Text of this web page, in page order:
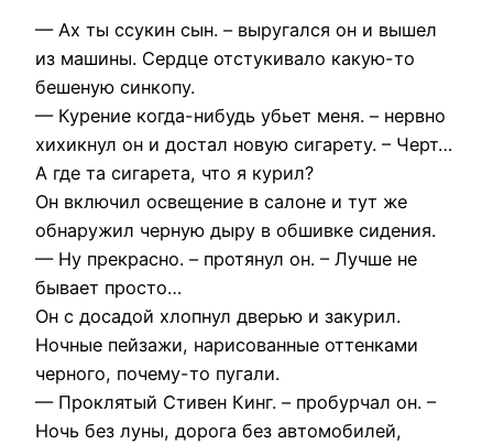
— Ах ты ссукин сын. – выругался он и вышел
из машины. Сердце отстукивало какую-то
бешеную синкопу.
— Курение когда-нибудь убьет меня. – нервно
хихикнул он и достал новую сигарету. – Черт…
А где та сигарета, что я курил?
Он включил освещение в салоне и тут же
обнаружил черную дыру в обшивке сидения.
— Ну прекрасно. – протянул он. – Лучше не
бывает просто…
Он с досадой хлопнул дверью и закурил.
Ночные пейзажи, нарисованные оттенками
черного, почему-то пугали.
— Проклятый Стивен Кинг. – пробурчал он. –
Ночь без луны, дорога без автомобилей,